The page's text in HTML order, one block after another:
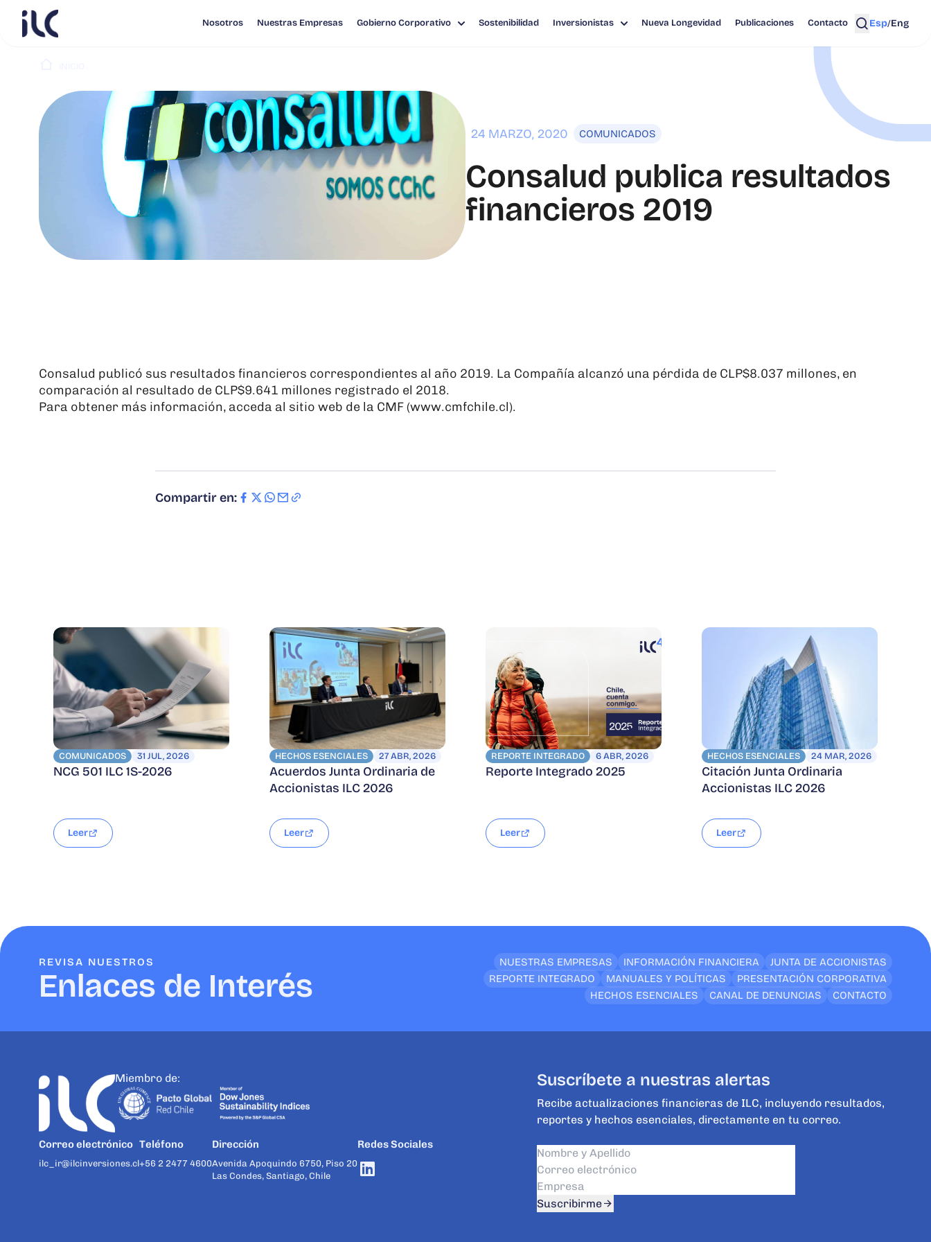
Nosotros Nuestras Empresas Gobierno Corporativo Sostenibilidad Inversionistas Nueva Longevidad Publicaciones Contacto Eng
/
Esp
COMUNICADOS
24 MARZO, 2020
Consalud publica resultados
financieros 2019
Consalud publicó sus resultados financieros correspondientes al año 2019. La Compañía alcanzó una pérdida de CLP$8.037 millones, en
comparación al resultado de CLP$9.641 millones registrado el 2018.
Para obtener más información, acceda al sitio web de la CMF (www.cmfchile.cl).
Compartir en:
COMUNICADOS 31 JUL, 2026
NCG 501 ILC 1S-2026
Leer
HECHOS ESENCIALES 27 ABR, 2026
Acuerdos Junta Ordinaria de
Accionistas ILC 2026
Leer
REPORTE INTEGRADO 6 ABR, 2026
Reporte Integrado 2025
Leer
HECHOS ESENCIALES 24 MAR, 2026
Citación Junta Ordinaria
Accionistas ILC 2026
Leer
Enlaces de Interés
REVISA NUESTROS NUESTRAS EMPRESAS INFORMACIÓN FINANCIERA
JUNTA DE ACCIONISTAS
REPORTE INTEGRADO
MANUALES Y POLÍTICAS
PRESENTACIÓN CORPORATIVA
HECHOS ESENCIALES
CANAL DE DENUNCIAS CONTACTO
Miembro de:
Correo electrónico
ilc_ir@ilcinversiones.cl
Teléfono
+56 2 2477 4600
Dirección
Avenida Apoquindo 6750, Piso 20
Las Condes, Santiago, Chile
Redes Sociales
Suscríbete a nuestras alertas
Recibe actualizaciones financieras de ILC, incluyendo resultados,
reportes y hechos esenciales, directamente en tu correo.
Suscribirme